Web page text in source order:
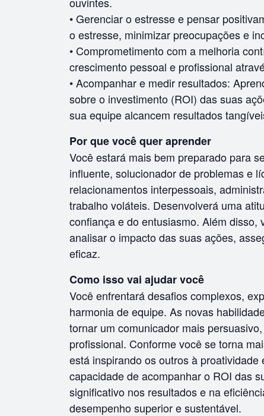
• Gerenciar o estresse e pensar
o estresse, minimizar preocupações e
• Comprometimento com a melhoria
crescimento pessoal e profissional
• Acompanhar e medir resultados:
sobre o investimento (ROI) das suas
sua equipe alcancem resultados
Por que você quer aprender
Você estará mais bem preparado para
influente, solucionador de problemas e
relacionamentos interpessoais,
trabalho voláteis. Desenvolverá uma
confiança e do entusiasmo. Além disso,
analisar o impacto das suas ações,
eficaz.
Como isso vai ajudar você
Você enfrentará desafios complexos,
harmonia de equipe. As novas
tornar um comunicador mais
profissional. Conforme você se torna
está inspirando os outros à
capacidade de acompanhar o ROI das
significativo nos resultados e na
desempenho superior e sustentável.